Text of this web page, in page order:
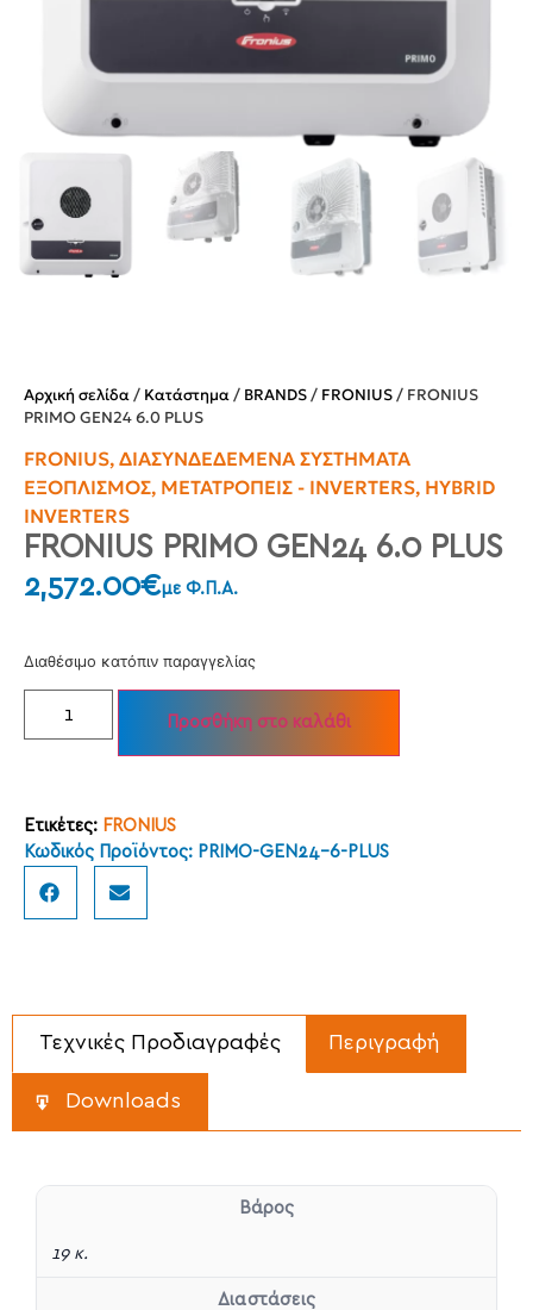
Αρχική σελίδα/ Κατάστημα/ BRANDS/ FRONIUS/ FRONIUS
PRIMO GEN24 6.0 PLUS
FRONIUS, ΔΙΑΣΥΝΔΕΔΕΜΈΝΑ ΣΥΣΤΉΜΑΤΑ
ΕΞΟΠΛΙΣΜΌΣ, ΜΕΤΑΤΡΟΠΕΊΣ - INVERTERS, HYBRID
INVERTERS
FRONIUS PRIMO GEN24 6.0 PLUS
2,572.00€με Φ.Π.Α.
Διαθέσιμο κατόπιν παραγγελίας
Προσθήκη στο καλάθι
Ετικέτες: FRONIUS
Κωδικός Προϊόντος: PRIMO-GEN24-6-PLUS
Περιγραφή
Τεχνικές Προδιαγραφές
Downloads
Βάρος
19 κ.
Διαστάσεις